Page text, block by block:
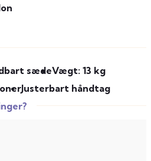
sædeVægt: 13 kg
Justerbart håndtag